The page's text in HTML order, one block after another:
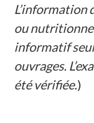
L’information
ou
informatif
ouvrages.
été vérifiée.)